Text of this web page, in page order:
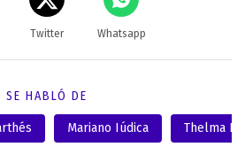
Twitter Whatsapp
SE HABLÓ DE
Mariano Iúdica Thelma